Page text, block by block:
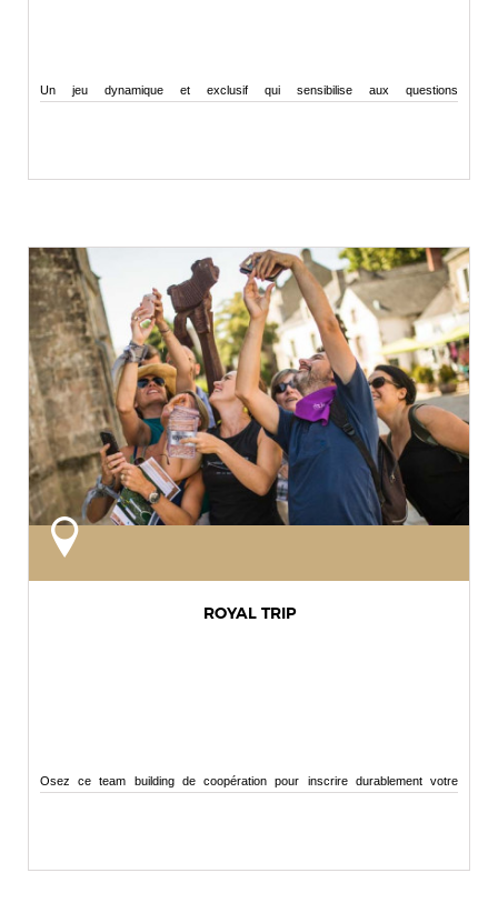
Un jeu dynamique et exclusif qui sensibilise aux questions
ROYAL TRIP
Osez ce team building de coopération pour inscrire durablement votre